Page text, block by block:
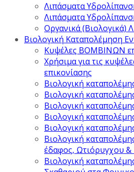
Λιπάσματα
Λιπάσματα
Οργανικά (Βιολογικά)
Βιολογική Καταπολέμηση
Κυψέλες ΒΟΜΒΙΝΩΝ
Χρήσιμα για τις
επικονίασης
Βιολογική
Βιολογική
Βιολογική
Βιολογική
Βιολογική
Βιολογική
έδαφος, Ωτιόρυγχου
Βιολογική